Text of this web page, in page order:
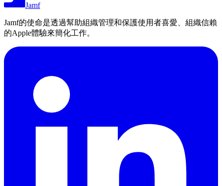
Jamf
Jamf的使命是透過幫助組織管理和保護使用者喜愛、組織信賴
的Apple體驗來簡化工作。